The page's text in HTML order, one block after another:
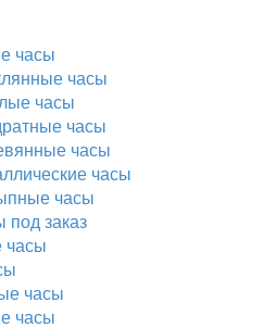
часы
часы
часы
часы
часы
часы
часы
под заказ
часы
часы
часы